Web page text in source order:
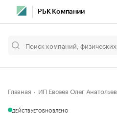
РБК Компании
Главная ИП Евсеев Олег
ДЕЙСТВУЕТОБНОВЛЕНО